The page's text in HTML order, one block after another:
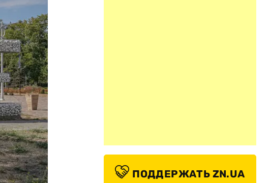
ПОДДЕРЖАТЬ ZN.UA